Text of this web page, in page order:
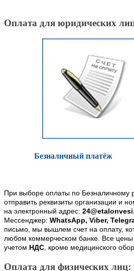
Оплата для юридических
Безналичный платёж
При выборе оплаты по Безналичному
отправить реквизиты организации и
на электронный адрес:
Мессенджер: WhatsApp, Viber,
письмо, мы вышлем счет на оплату,
любом коммерческом банке. Все цены
учетом НДС, кроме медицинского
Оплата для физических лиц: